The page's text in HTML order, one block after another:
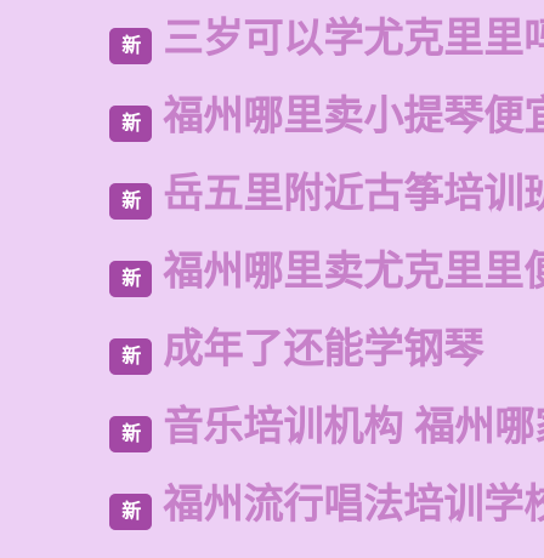
新 三岁可以学尤克里里
新 福州哪里卖小提琴便
新 岳五里附近古筝培训
新 福州哪里卖尤克里里
新 成年了还能学钢琴
新 音乐培训机构 福州
新 福州流行唱法培训学